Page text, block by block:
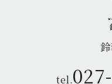
tel.